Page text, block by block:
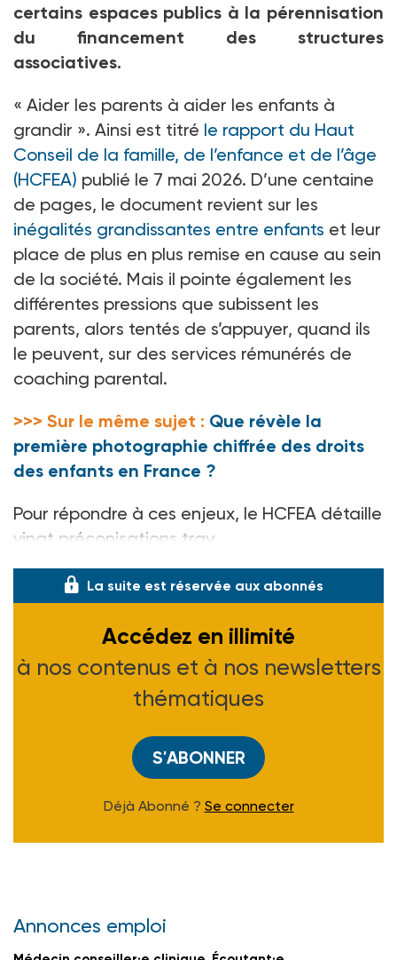
certains espaces publics à la pérennisation
du financement des structures
associatives.
« Aider les parents à aider les enfants à
grandir ». Ainsi est titré le rapport du Haut
Conseil de la famille, de l’enfance et de l’âge
(HCFEA) publié le 7 mai 2026. D’une centaine
de pages, le document revient sur les
inégalités grandissantes entre enfants et leur
place de plus en plus remise en cause au sein
de la société. Mais il pointe également les
différentes pressions que subissent les
parents, alors tentés de s’appuyer, quand ils
le peuvent, sur des services rémunérés de
coaching parental.
>>> Sur le même sujet : Que révèle la
première photographie chiffrée des droits
des enfants en France ?
Pour répondre à ces enjeux, le HCFEA détaille
vingt préconisations trav
La suite est réservée aux abonnés
Accédez en illimité
à nos contenus et à nos newsletters
thématiques
S'ABONNER
Déjà Abonné ? Se connecter
Annonces emploi